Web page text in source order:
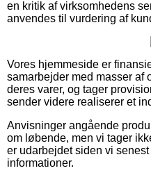
en kritik af virksomhedens
anvendes til vurdering af
Vores hjemmeside er
samarbejder med masser af
deres varer, og tager
sender videre realiserer et
Anvisninger angående
om løbende, men vi tager
er udarbejdet siden vi
informationer.